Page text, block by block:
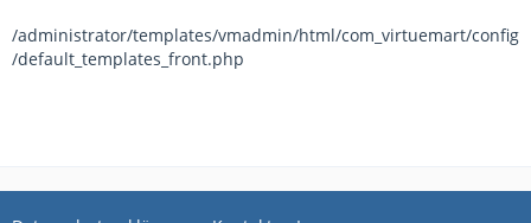
/administrator/templates/vmadmin/html/com_virtuemart/config
/default_templates_front.php